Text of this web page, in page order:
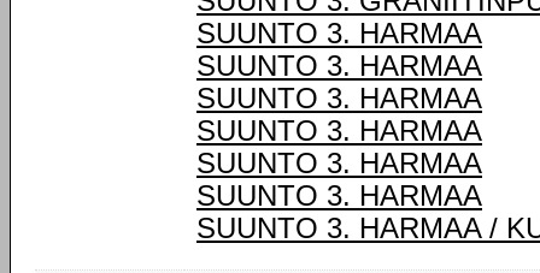
SUUNTO 3. HARMAA
SUUNTO 3. HARMAA
SUUNTO 3. HARMAA
SUUNTO 3. HARMAA
SUUNTO 3. HARMAA
SUUNTO 3. HARMAA
SUUNTO 3. HARMAA /